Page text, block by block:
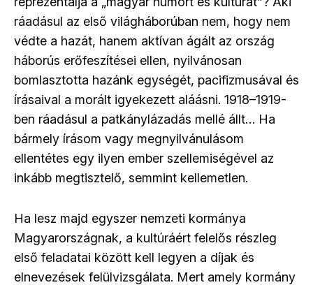
ráadásul az első világháborúban nem, hogy nem
védte a hazát, hanem aktívan ágált az ország
háborús erőfeszítései ellen, nyilvánosan
bomlasztotta hazánk egységét, pacifizmusával és
írásaival a morált igyekezett aláásni. 1918–1919-
ben ráadásul a patkánylázadás mellé állt… Ha
bármely írásom vagy megnyilvánulásom
ellentétes egy ilyen ember szellemiségével az
inkább megtisztelő, semmint kellemetlen.
Ha lesz majd egyszer nemzeti kormánya
Magyarországnak, a kultúráért felelős részleg
első feladatai között kell legyen a díjak és
elnevezések felülvizsgálata. Mert amely kormány